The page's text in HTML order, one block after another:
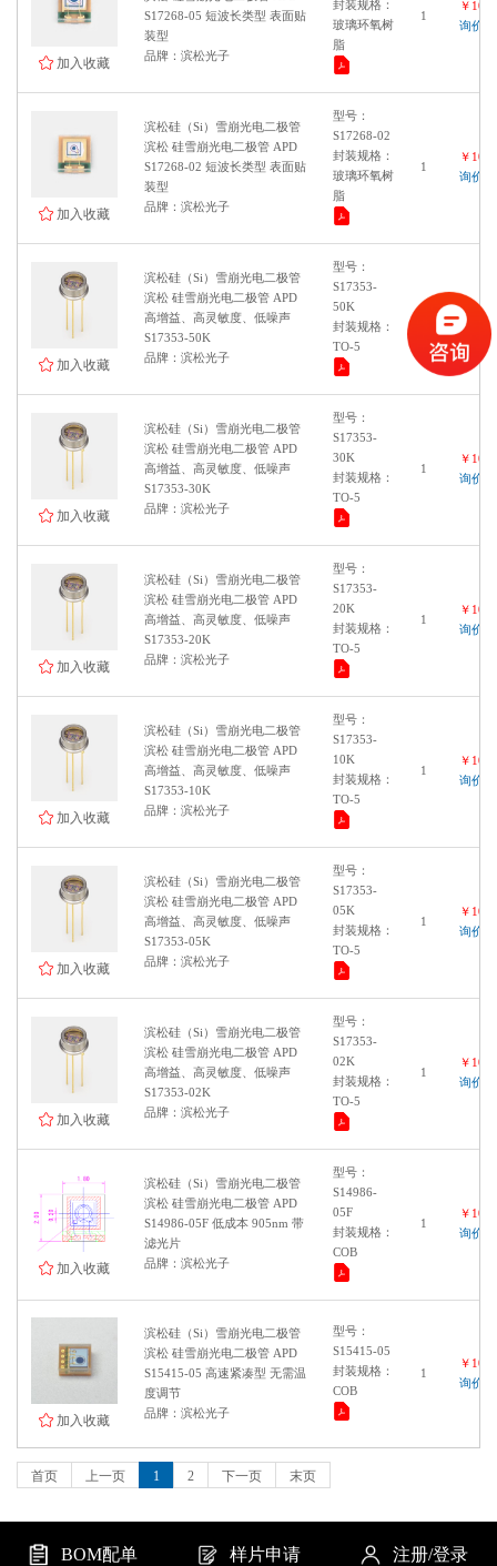
感光面积：φ1 mm
感光面积：3 mm
感光面积：5 mm
感光面积：φ3 mm
感光面积：φ5 mm
感光面积：φ10 mm
感光面积：φ2 mm
400 to 1100 nm
200 to 1000 nm
440 to 1100 nm
加入收藏
S17268-05 短波长类型 表面贴
装型
品牌：滨松光子
封装规格：
玻璃环氧树
脂
1
￥
询价
加入收藏
滨松硅（Si）雪崩光电二极管
滨松 硅雪崩光电二极管 APD
S17268-02 短波长类型 表面贴
装型
品牌：滨松光子
型号：
S17268-02
封装规格：
玻璃环氧树
脂
1
￥
询价
加入收藏
滨松硅（Si）雪崩光电二极管
滨松 硅雪崩光电二极管 APD
高增益、高灵敏度、低噪声
S17353-50K
品牌：滨松光子
型号：
S17353-
50K
封装规格：
TO-5
￥
询价
加入收藏
滨松硅（Si）雪崩光电二极管
滨松 硅雪崩光电二极管 APD
高增益、高灵敏度、低噪声
S17353-30K
品牌：滨松光子
型号：
S17353-
30K
封装规格：
TO-5
1
￥
询价
加入收藏
滨松硅（Si）雪崩光电二极管
滨松 硅雪崩光电二极管 APD
高增益、高灵敏度、低噪声
S17353-20K
品牌：滨松光子
型号：
S17353-
20K
封装规格：
TO-5
1
￥
询价
加入收藏
滨松硅（Si）雪崩光电二极管
滨松 硅雪崩光电二极管 APD
高增益、高灵敏度、低噪声
S17353-10K
品牌：滨松光子
型号：
S17353-
10K
封装规格：
TO-5
1
￥
询价
加入收藏
滨松硅（Si）雪崩光电二极管
滨松 硅雪崩光电二极管 APD
高增益、高灵敏度、低噪声
S17353-05K
品牌：滨松光子
型号：
S17353-
05K
封装规格：
TO-5
1
￥
询价
加入收藏
滨松硅（Si）雪崩光电二极管
滨松 硅雪崩光电二极管 APD
高增益、高灵敏度、低噪声
S17353-02K
品牌：滨松光子
型号：
S17353-
02K
封装规格：
TO-5
1
￥
询价
加入收藏
滨松硅（Si）雪崩光电二极管
滨松 硅雪崩光电二极管 APD
S14986-05F 低成本 905nm 带
滤光片
品牌：滨松光子
型号：
S14986-
05F
封装规格：
COB
1
￥
询价
加入收藏
滨松硅（Si）雪崩光电二极管
滨松 硅雪崩光电二极管 APD
S15415-05 高速紧凑型 无需温
度调节
品牌：滨松光子
型号：
S15415-05
封装规格：
COB
1
￥
询价
首页 上一页 1 2 下一页 末页
BOM配单 样片申请 注册/登录